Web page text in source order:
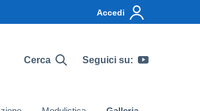
Accedi
Cerca Seguici su: